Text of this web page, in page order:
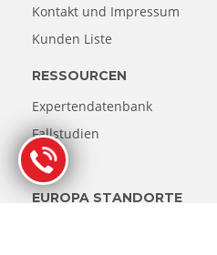
Kontakt und Impressum
Kunden Liste
RESSOURCEN
Expertendatenbank
Fallstudien
Blog
EUROPA STANDORTE